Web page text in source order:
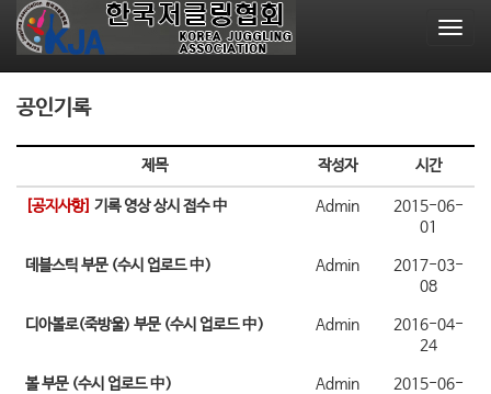
T
g
a
v
a
i
공인기록
제목 작성자 시간
[공지사항] 기록 영상 상시 접수 中 Admin
2015-06-
01
데블스틱 부문 (수시 업로드 中) Admin
2017-03-
08
디아볼로(죽방울) 부문 (수시 업로드 中) Admin
2016-04-
24
볼 부문 (수시 업로드 中) Admin
2015-06-